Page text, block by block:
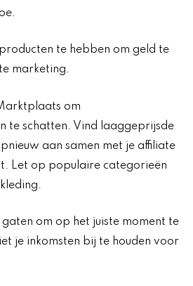
te hebben om geld te
marketing.
om
te schatten. Vind laaggeprijsde
aan samen met je affiliate
Let op populaire categorieën
om op het juiste moment te
je inkomsten bij te houden voor